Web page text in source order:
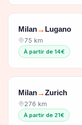
Milan→ Lugano
75 km
À partir de 14€
Milan→Zurich
276 km
À partir de 21€